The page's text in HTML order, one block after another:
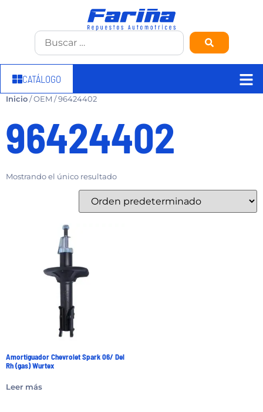
CATÁLOGO
Inicio/ OEM / 96424402
96424402
Mostrando el único resultado
Amortiguador Chevrolet Spark 06/ Del
Rh (gas) Wurtex
Leer más